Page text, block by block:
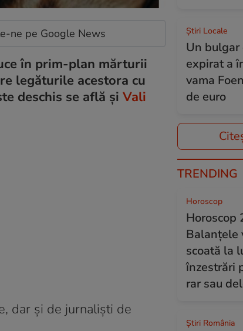
ne pe Google News
în prim-plan mărturii
legăturile acestora cu
deschis se află și Vali
dar și de jurnaliști de
Știri Locale
Un
expirat a
vama
de euro
TRENDING
Horoscop
Horoscop
Balanțele
scoată la
înzestrări
rar sau
Știri România